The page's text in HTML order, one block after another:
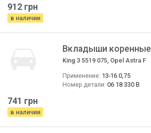
912 грн
в наличии
Вкладыши коренные
King 3 5519 075, Opel Astra F
Применение: 13-16 0,75
Номер детали: 06 18 330 B
741 грн
в наличии